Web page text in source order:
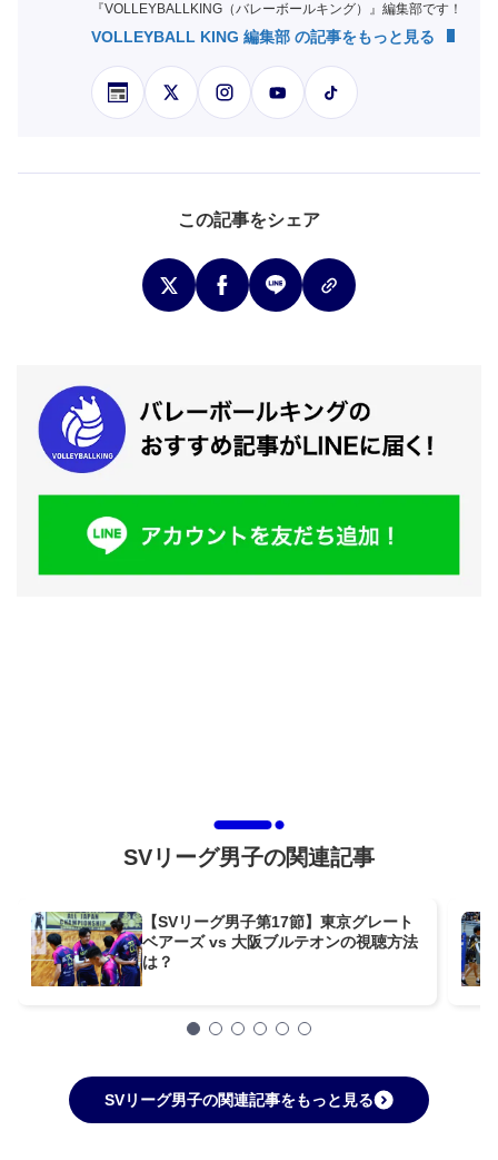
『VOLLEYBALLKING（バレーボールキング）』編集部です！
VOLLEYBALL KING 編集部 の記事をもっと見る
この記事をシェア
SVリーグ男子の関連記事
【SVリーグ男子第17節】東京グレート
ベアーズ vs 大阪ブルテオンの視聴方法
は？
SVリーグ男子の関連記事をもっと見る